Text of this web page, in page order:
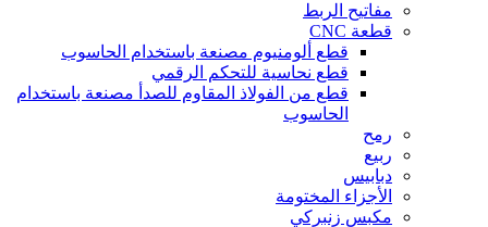
مفاتيح الربط
قطعة CNC
قطع ألومنيوم مصنعة باستخدام الحاسوب
قطع نحاسية للتحكم الرقمي
قطع من الفولاذ المقاوم للصدأ مصنعة باستخدام
الحاسوب
رمح
ربيع
دبابيس
الأجزاء المختومة
مكبس زنبركي